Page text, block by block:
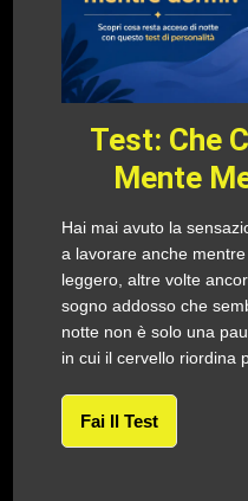
Test: Che
Mente
Hai mai avuto la
a lavorare anche
leggero, altre volte
sogno addosso che
notte non è solo una
in cui il cervello riordina
Fai Il Test